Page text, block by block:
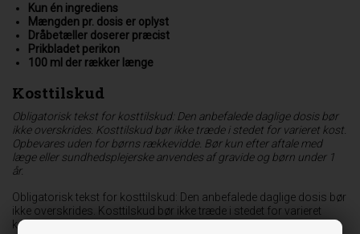
Kun én ingrediens
Mængden pr. dosis er oplyst
Dråbetæller doserer præcist
Prikbladet perikon
100 ml der rækker længe
Kosttilskud
Obligatorisk tekst for kosttilskud: Den anbefalede daglige dosis bør
ikke overskrides. Kosttilskud bør ikke træde i stedet for varieret kost.
Opbevares uden for børns rækkevidde. Bør kun efter aftale med
læge eller sundhedsplejerske anvendes af gravide og børn under 1
år.
Obligatorisk tekst for kosttilskud: Den anbefalede daglige dosis bør
ikke overskrides. Kosttilskud bør ikke træde i stedet for varieret
kost. Opbevares uden for børns rækkevidde. Bør kun efter aftale